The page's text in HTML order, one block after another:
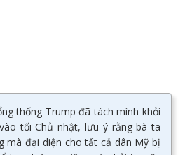
thống Trump đã tách mình khỏi
tối Chủ nhật, lưu ý rằng bà ta
mà đại diện cho tất cả dân Mỹ bị